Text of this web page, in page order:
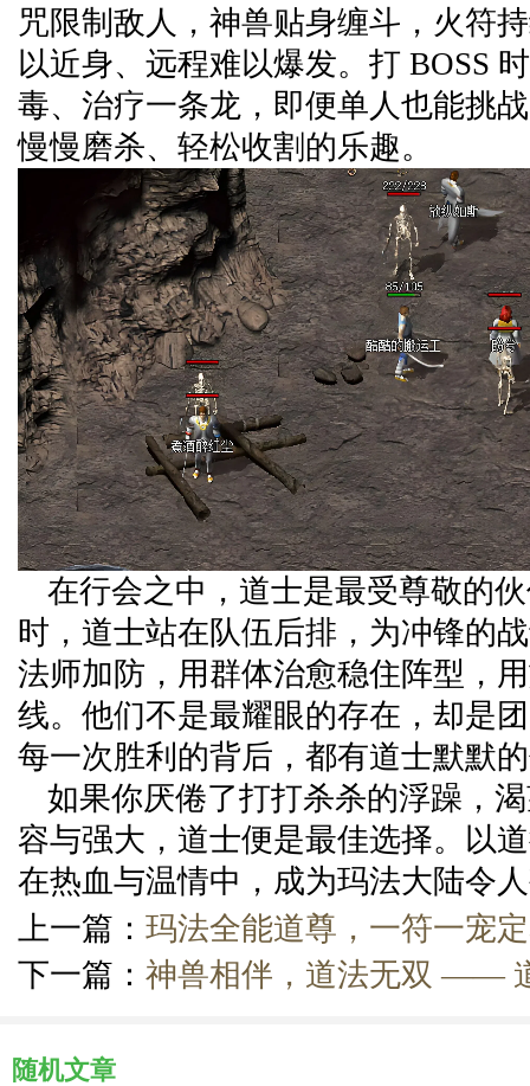
咒限制敌人，神兽贴身缠斗，火符
以近身、远程难以爆发。打 BOSS
毒、治疗一条龙，即便单人也能挑
慢慢磨杀、轻松收割的乐趣。
在行会之中，道士是最受尊敬的
时，道士站在队伍后排，为冲锋的
法师加防，用群体治愈稳住阵型，
线。他们不是最耀眼的存在，却是
每一次胜利的背后，都有道士默默
如果你厌倦了打打杀杀的浮躁，
容与强大，道士便是最佳选择。以
在热血与温情中，成为玛法大陆令
上一篇： 玛法全能道尊，一符一宠
下一篇： 神兽相伴，道法无双 ——
随机文章